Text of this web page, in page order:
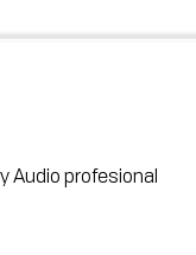
Audio profesional